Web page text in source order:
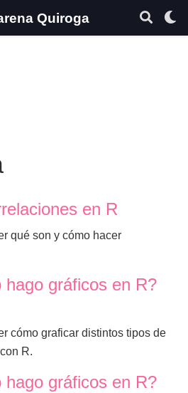
Quiroga
en R
qué son y cómo hacer
hago gráficos en R?
cómo graficar distintos tipos de
R.
hago gráficos en R?